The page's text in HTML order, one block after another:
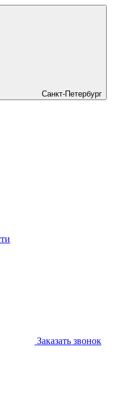
Санкт-Петербург
Заказать звонок